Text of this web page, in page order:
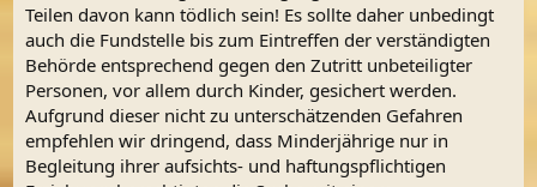
Teilen davon kann tödlich sein! Es sollte daher unbedingt
auch die Fundstelle bis zum Eintreffen der verständigten
Behörde entsprechend gegen den Zutritt unbeteiligter
Personen, vor allem durch Kinder, gesichert werden.
Aufgrund dieser nicht zu unterschätzenden Gefahren
empfehlen wir dringend, dass Minderjährige nur in
Begleitung ihrer aufsichts- und haftungspflichtigen